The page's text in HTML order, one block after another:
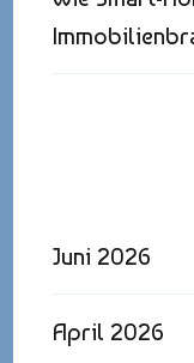
Juni 2026
April 2026